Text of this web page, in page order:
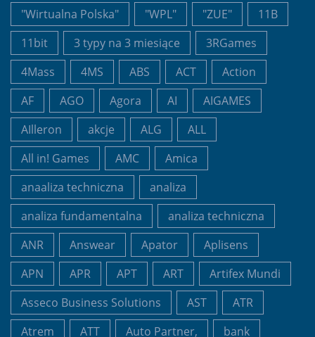
"Wirtualna Polska"
"WPL" "ZUE"
11B
11bit
3 typy na 3 miesiące
3RGames
4Mass
4MS ABS ACT
Action
AF
AGO Agora AI
AIGAMES
AIlleron
akcje ALG
ALL
All in! Games
AMC
Amica
anaaliza techniczna
analiza
analiza fundamentalna
analiza techniczna
ANR
Answear Apator
Aplisens
APN
APR APT ART
Artifex Mundi
Asseco Business Solutions
AST
ATR
Atrem
ATT Auto Partner,
bank